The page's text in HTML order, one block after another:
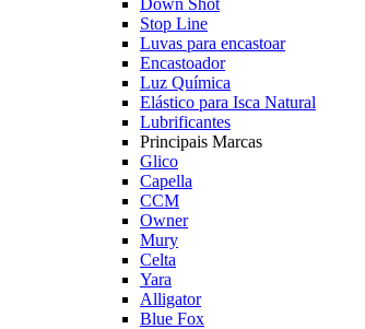
Down Shot
Stop Line
Luvas para encastoar
Encastoador
Luz Química
Elástico para Isca Natural
Lubrificantes
Principais Marcas
Glico
Capella
CCM
Owner
Mury
Celta
Yara
Alligator
Blue Fox